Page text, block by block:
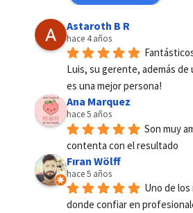
Astaroth B R
hace 4 años
Luis, su gerente, además
es una mejor persona!
Ana Marquez
hace 5 años
Son muy
contenta con el resultado
Fıran Wölff
hace 5 años
Uno de
donde confiar en